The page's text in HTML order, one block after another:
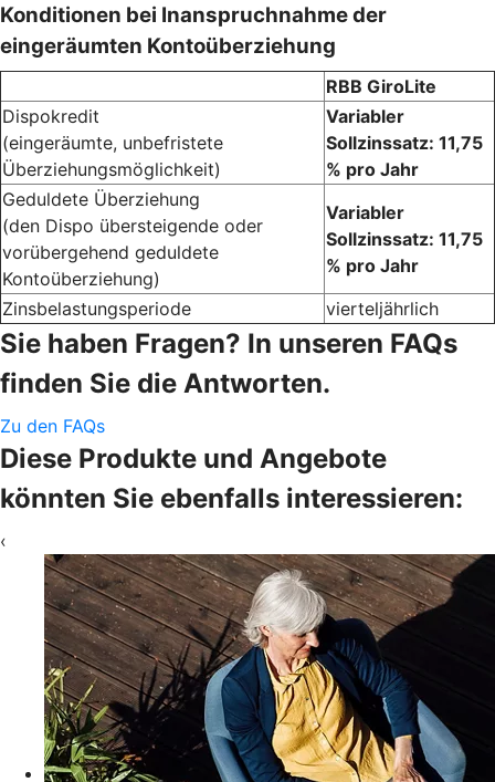
Konditionen bei Inanspruchnahme der
eingeräumten Kontoüberziehung
RBB GiroLite
Dispokredit
(eingeräumte, unbefristete
Überziehungsmöglichkeit)
Variabler
Sollzinssatz: 11,75
% pro Jahr
Geduldete Überziehung
(den Dispo übersteigende oder
vorübergehend geduldete
Kontoüberziehung)
Variabler
Sollzinssatz: 11,75
% pro Jahr
Zinsbelastungsperiode
vierteljährlich
Sie haben Fragen? In unseren FAQs
finden Sie die Antworten.
Zu den FAQs
Diese Produkte und Angebote
könnten Sie ebenfalls interessieren:
‹